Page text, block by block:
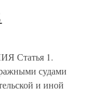
Статья 1.
судами
и иной